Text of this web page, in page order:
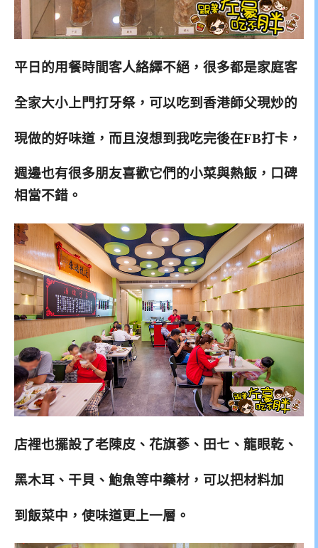
平日的用餐時間客人絡繹不絕，很多都是家庭客
全家大小上門打牙祭， 可以吃到香港師父現炒的
現做的好味道，而且沒想到我吃完後在FB打卡，
週邊也有很多朋友喜歡它們的小菜與熱飯，口碑
相當不錯。
店裡也擺設了老陳皮、花旗蔘、田七、龍眼乾、
黑木耳、干貝、鮑魚等中藥材，可以把材料加
到飯菜中，使味道更上一層。